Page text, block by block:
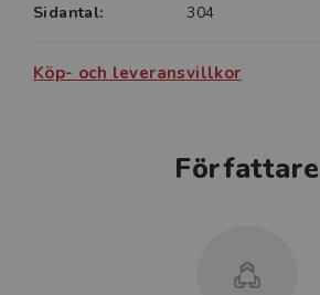
Sidantal:
304
Köp- och leveransvillkor
Författare